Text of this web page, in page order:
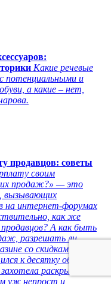
Какие речевые
потенциальными и
а какие – нет,
продавцов: советы
своим
продаж?» — это
вызывающих
на интернет-форумах
как же
А как быть
разрешать ли
со скидками? В
к десятку обувных
раскрывать
уж непрост и